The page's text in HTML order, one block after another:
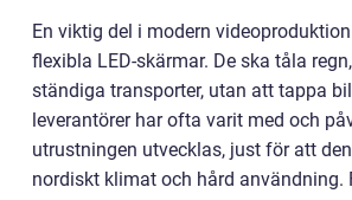
En viktig del i modern
flexibla LED-skärmar. De ska tåla
ständiga transporter, utan att tappa
leverantörer har ofta varit med och
utrustningen utvecklas, just för att
nordiskt klimat och hård användning.